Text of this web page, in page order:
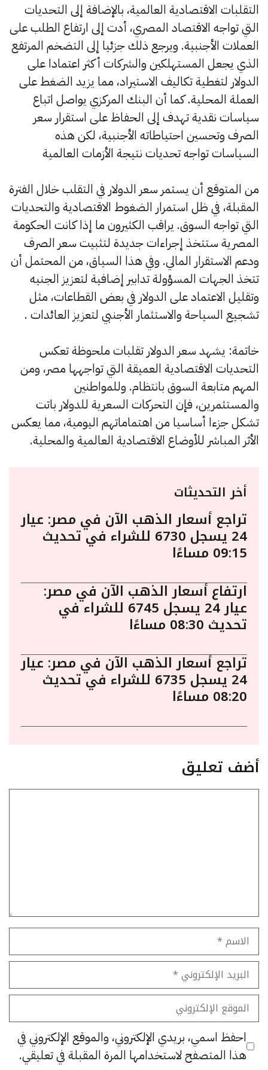
التقلبات الاقتصادية العالمية، بالإضافة إلى التحديات
التي تواجه الاقتصاد المصري، أدت إلى ارتفاع الطلب على
العملات الأجنبية. ويرجع ذلك جزئيا إلى التضخم المرتفع
الذي يجعل المستهلكين والشركات أكثر اعتمادا على
الدولار لتغطية تكاليف الاستيراد، مما يزيد الضغط على
العملة المحلية. كما أن البنك المركزي يواصل اتباع
سياسات نقدية تهدف إلى الحفاظ على استقرار سعر
الصرف وتحسين احتياطاته الأجنبية، لكن هذه
السياسات تواجه تحديات نتيجة الأزمات العالمية
من المتوقع أن يستمر سعر الدولار في التقلب خلال الفترة
المقبلة، في ظل استمرار الضغوط الاقتصادية والتحديات
التي تواجه السوق. يراقب الكثيرون ما إذا كانت الحكومة
المصرية ستتخذ إجراءات جديدة لتثبيت سعر الصرف
ودعم الاستقرار المالي. وفي هذا السياق، من المحتمل أن
تتخذ الجهات المسؤولة تدابير إضافية لتعزيز الجنيه
وتقليل الاعتماد على الدولار في بعض القطاعات، مثل
تشجيع السياحة والاستثمار الأجنبي لتعزيز العائدات .
خاتمة: يشهد سعر الدولار تقلبات ملحوظة تعكس
التحديات الاقتصادية العميقة التي تواجهها مصر، ومن
المهم متابعة السوق بانتظام. وللمواطنين
والمستثمرين، فإن التحركات السعرية للدولار باتت
تشكل جزءا أساسيا من اهتماماتهم اليومية، مما يعكس
الأثر المباشر للأوضاع الاقتصادية العالمية والمحلية.
أخر التحديثات
تراجع أسعار الذهب الآن في مصر: عيار
24 يسجل 6730 للشراء في تحديث
09:15 مساءًا
ارتفاع أسعار الذهب الآن في مصر:
عيار 24 يسجل 6745 للشراء في
تحديث 08:30 مساءًا
تراجع أسعار الذهب الآن في مصر: عيار
24 يسجل 6735 للشراء في تحديث
08:20 مساءًا
أضف تعليق
الاسم
البريد
الإلكتروني
الموقع
الإلكتروني
احفظ اسمي، بريدي الإلكتروني، والموقع الإلكتروني في
هذا المتصفح لاستخدامها المرة المقبلة في تعليقي.